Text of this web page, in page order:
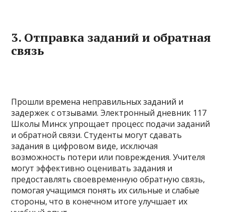
3. Отправка заданий и обратная
связь
Прошли времена неправильных заданий и
задержек с отзывами. Электронный дневник 117
Школы Минск упрощает процесс подачи заданий
и обратной связи. Студенты могут сдавать
задания в цифровом виде, исключая
возможность потери или повреждения. Учителя
могут эффективно оценивать задания и
предоставлять своевременную обратную связь,
помогая учащимся понять их сильные и слабые
стороны, что в конечном итоге улучшает их